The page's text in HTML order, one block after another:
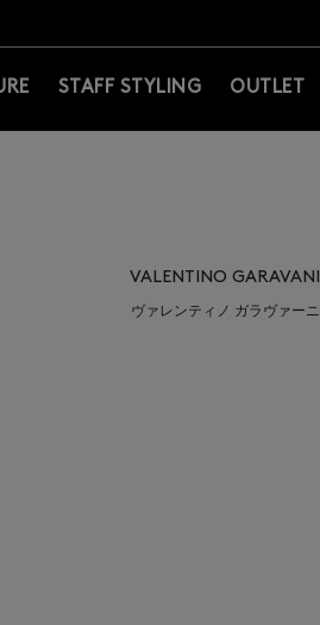
買い物の際は会員登録を！
買い物の際は会員登録を！
STAFF STYLING OUTLET
VALENTINO GARAVANI
ヴァレンティノ ガラヴァーニ